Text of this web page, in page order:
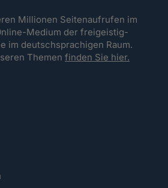
Millionen Seitenaufrufen im
Medium der freigeistig-
im deutschsprachigen Raum.
Themenfinden Sie hier.